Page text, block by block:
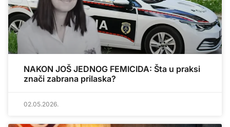
NAKON JOŠ JEDNOG FEMICIDA: Šta u praksi
znači zabrana prilaska?
02.05.2026.